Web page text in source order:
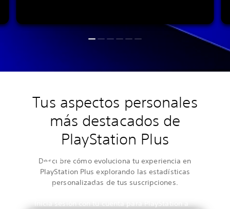
Tus aspectos personales
más destacados de
PlayStation Plus
Descubre cómo evoluciona tu experiencia en
PlayStation Plus explorando las estadísticas
personalizadas de tus suscripciones.
Ver tus estadísticas
Inicia sesión con tu cuenta para PlayStation a